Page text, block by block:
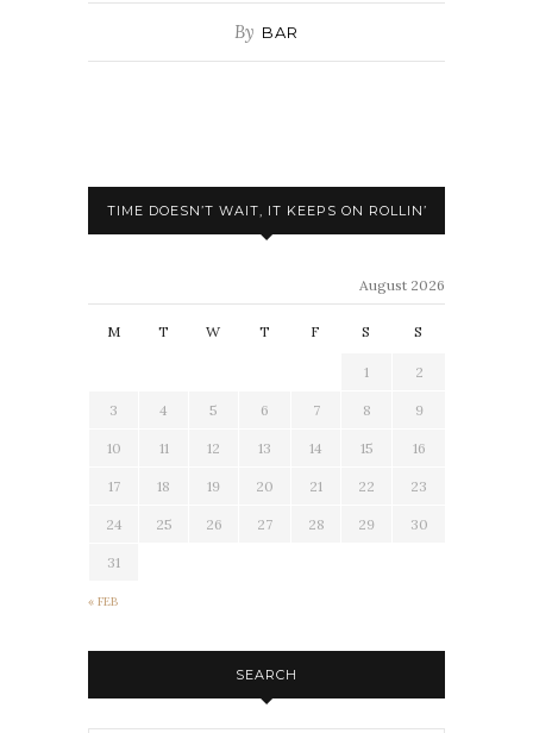
By BAR
TIME DOESN’T WAIT, IT KEEPS ON ROLLIN’
August 2026
M T W T F S S
« FEB
1 2
3 4 5 6 7 8 9
10 11 12 13 14 15 16
17 18 19 20 21 22 23
24 25 26 27 28 29 30
31
SEARCH